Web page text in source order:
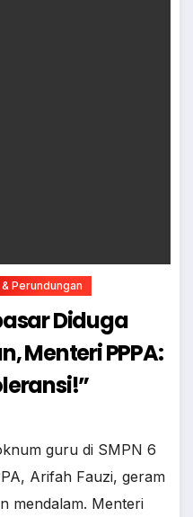
Perundungan
Diduga
Menteri PPPA:
guru di SMPN 6
Arifah Fauzi, geram
mendalam. Menteri